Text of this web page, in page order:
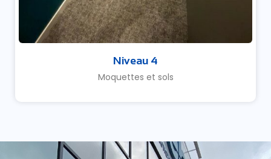
Niveau 4
Moquettes et sols